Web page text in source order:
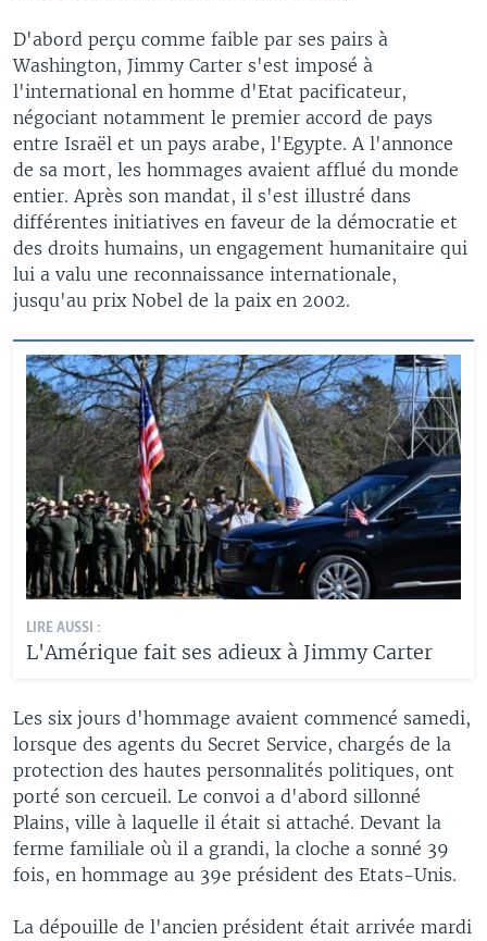
D'abord perçu comme faible par ses pairs à
Washington, Jimmy Carter s'est imposé à
l'international en homme d'Etat pacificateur,
négociant notamment le premier accord de pays
entre Israël et un pays arabe, l'Egypte. A l'annonce
de sa mort, les hommages avaient afflué du monde
entier. Après son mandat, il s'est illustré dans
différentes initiatives en faveur de la démocratie et
des droits humains, un engagement humanitaire qui
lui a valu une reconnaissance internationale,
jusqu'au prix Nobel de la paix en 2002.
LIRE AUSSI :
L'Amérique fait ses adieux à Jimmy Carter
Les six jours d'hommage avaient commencé samedi,
lorsque des agents du Secret Service, chargés de la
protection des hautes personnalités politiques, ont
porté son cercueil. Le convoi a d'abord sillonné
Plains, ville à laquelle il était si attaché. Devant la
ferme familiale où il a grandi, la cloche a sonné 39
fois, en hommage au 39e président des Etats-Unis.
La dépouille de l'ancien président était arrivée mardi